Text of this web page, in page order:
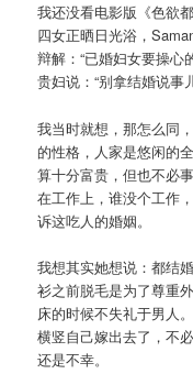
我还没看电影版《色欲
四女正晒日光浴，
辩解：“已婚妇女要操心
贵妇说：“别拿结婚说事
我当时就想，那怎么同
的性格，人家是悠闲的
算十分富贵，但也不必
在工作上，谁没个工作
诉这吃人的婚姻。
我想其实她想说：都结
衫之前脱毛是为了尊重
床的时候不失礼于男人
横竖自己嫁出去了，不
还是不幸。